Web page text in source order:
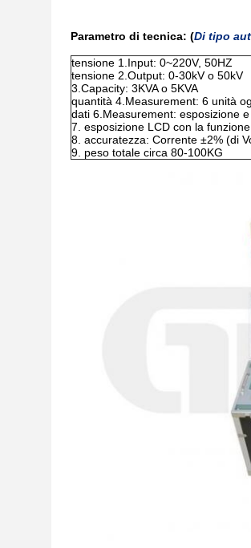
Parametro di tecnica: (Di tipo
tensione 1.Input: 0~220V, 50HZ
tensione 2.Output: 0-30kV o 50kV
3.Capacity: 3KVA o 5KVA
quantità 4.Measurement: 6 unità
dati 6.Measurement: esposizione
7. esposizione LCD con la
8. accuratezza: Corrente ±2% (di
9. peso totale circa 80-100KG